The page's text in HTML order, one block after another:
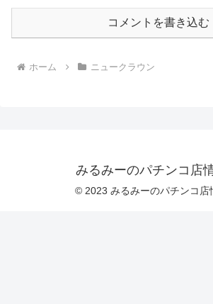
コメントを書き込む
ホーム ニュークラウン
みるみーのパチンコ店
© 2023 みるみーのパチンコ店